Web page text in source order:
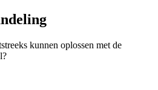
kunnen oplossen met de